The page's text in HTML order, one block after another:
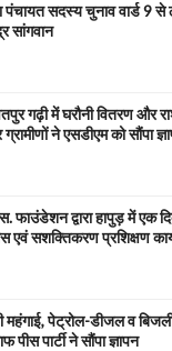
पंचायत सदस्य चुनाव वार्ड 9 से
सांगवान
गढ़ी में घरौनी वितरण और
ने एसडीएम को सौंपा
फाउंडेशन द्वारा हापुड़ में एक
एवं सशक्तिकरण प्रशिक्षण
महंगाई, पेट्रोल-डीजल व बिजली
पीस पार्टी ने सौंपा ज्ञापन